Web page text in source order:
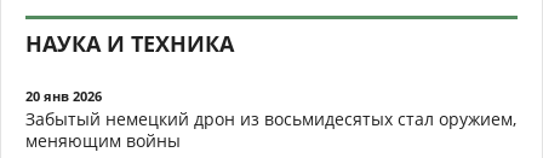
НАУКА И ТЕХНИКА
20 янв 2026
Забытый немецкий дрон из восьмидесятых стал оружием,
меняющим войны